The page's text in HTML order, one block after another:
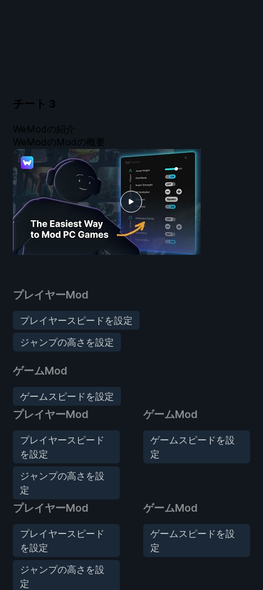
チート 3
プレイヤーMod
プレイヤースピードを設定
ジャンプの高さを設定
ゲームMod
ゲームスピードを設定
プレイヤーMod
プレイヤースピード
を設定
ジャンプの高さを設
定
ゲームMod
ゲームスピードを設
定
プレイヤーMod
プレイヤースピード
を設定
ジャンプの高さを設
定
ゲームMod
ゲームスピードを設
定
WeModの紹介
WeModのModの概要